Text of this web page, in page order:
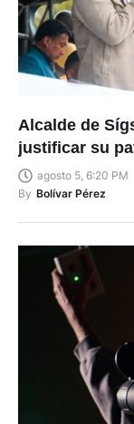
Alcalde de
justificar su
agosto 5, 6:20 PM
By Bolívar Pérez